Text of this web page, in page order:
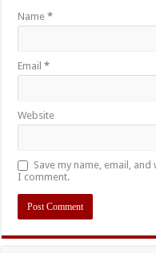
Name*
Email*
Website
Save my name, email,
I comment.